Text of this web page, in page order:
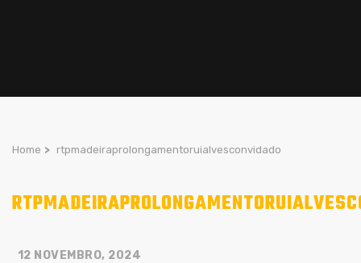
Home > rtpmadeiraprolongamentoruialvesconvidado
12 NOVEMBRO, 2024